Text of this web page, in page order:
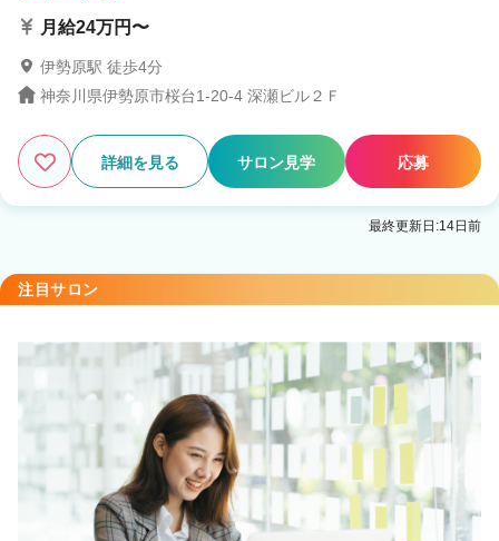
月給24万円〜
伊勢原駅 徒歩4分
神奈川県伊勢原市桜台1-20-4 深瀬ビル２Ｆ
詳細を見る サロン見学 応募
最終更新日:14日前
注目サロン